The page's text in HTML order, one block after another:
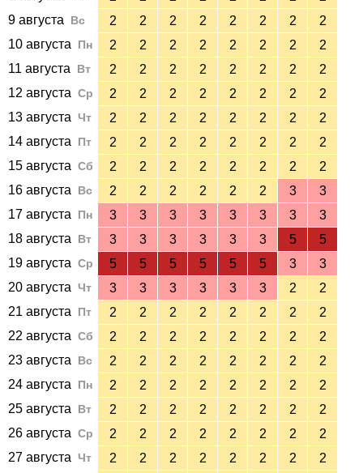
9 августа
Вс 2 2 2 2 2 2 2
2
10 августа
Пн 2 2 2 2 2 2 2
2
11 августа
Вт 2 2 2 2 2 2 2
2
12 августа Ср 2 2 2 2 2 2 2
2
13 августа Чт 2 2 2 2 2 2 2
2
14 августа
Пт 2 2 2 2 2 2 2
2
15 августа Сб 2 2 2 2 2 2 2
2
16 августа
Вс 2 2 2 2 2 2 3
3
17 августа
Пн 3 3 3 3 3 3 3
3
18 августа
Вт 3 3 3 3 3 3 5
5
19 августа Ср 5 5 5 5 5 5 3
3
20 августа Чт 3 3 3 3 3 3 2
2
21 августа
Пт 2 2 2 2 2 2 2
2
22 августа Сб 2 2 2 2 2 2 2
2
23 августа
Вс 2 2 2 2 2 2 2
2
24 августа
Пн 2 2 2 2 2 2 2
2
25 августа
Вт 2 2 2 2 2 2 2
2
26 августа Ср 2 2 2 2 2 2 2
2
27 августа Чт 2 2 2 2 2 2 2
2